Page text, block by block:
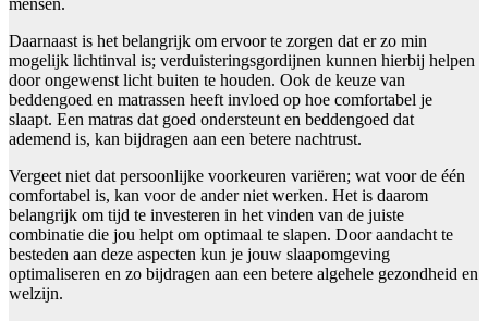
Daarnaast is het belangrijk om ervoor te zorgen dat er zo min
mogelijk lichtinval is; verduisteringsgordijnen kunnen hierbij helpen
door ongewenst licht buiten te houden. Ook de keuze van
beddengoed en matrassen heeft invloed op hoe comfortabel je
slaapt. Een matras dat goed ondersteunt en beddengoed dat
ademend is, kan bijdragen aan een betere nachtrust.
Vergeet niet dat persoonlijke voorkeuren variëren; wat voor de één
comfortabel is, kan voor de ander niet werken. Het is daarom
belangrijk om tijd te investeren in het vinden van de juiste
combinatie die jou helpt om optimaal te slapen. Door aandacht te
besteden aan deze aspecten kun je jouw slaapomgeving
optimaliseren en zo bijdragen aan een betere algehele gezondheid en
welzijn.